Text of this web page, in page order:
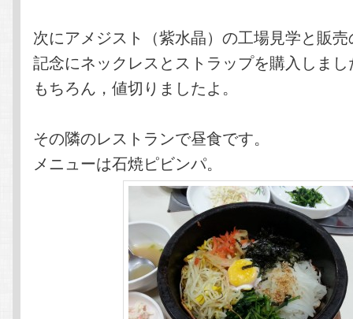
次にアメジスト（紫水晶）の工場見学と販
記念にネックレスとストラップを購入しま
もちろん，値切りましたよ。
その隣のレストランで昼食です。
メニューは石焼ピビンパ。